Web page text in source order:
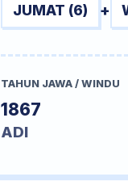
JUMAT (6) +
TAHUN JAWA / WINDU
1867
ADI